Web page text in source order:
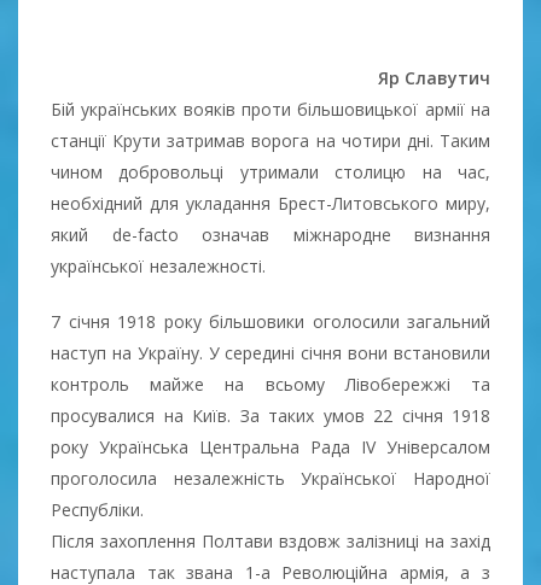
Яр Славутич
Бій українських вояків проти більшовицької армії на
станції Крути затримав ворога на чотири дні. Таким
чином добровольці утримали столицю на час,
необхідний для укладання Брест-Литовського миру,
який de-facto означав міжнародне визнання
української незалежності.
7 січня 1918 року більшовики оголосили загальний
наступ на Україну. У середині січня вони встановили
контроль майже на всьому Лівобережжі та
просувалися на Київ. За таких умов 22 січня 1918
року Українська Центральна Рада ІV Універсалом
проголосила незалежність Української Народної
Республіки.
Після захоплення Полтави вздовж залізниці на захід
наступала так звана 1-а Революційна армія, а з